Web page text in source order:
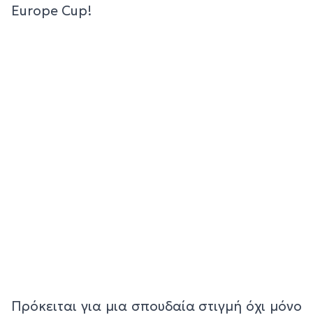
Europe Cup!
Πρόκειται για μια σπουδαία στιγμή όχι μόνο